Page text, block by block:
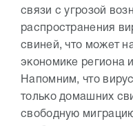
связи с угрозой
распространения
свиней, что может
экономике региона
Напомним, что
только домашних
свободную